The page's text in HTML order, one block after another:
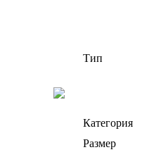
Тип
Категория
Размер